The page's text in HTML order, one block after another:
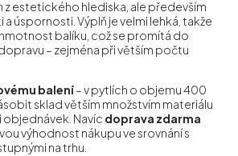
z estetického hlediska, ale především
úspornosti. Výplň je velmi lehká, takže
balíku, což se promítá do
– zejména při větším počtu
balení– v pytlích o objemu 400
sklad větším množstvím materiálu
Navíc doprava zdarma
výhodnost nákupu ve srovnání s
na trhu.